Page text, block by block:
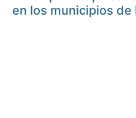
en los municipios de